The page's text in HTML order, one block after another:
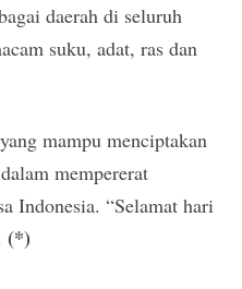
daerah di seluruh
suku, adat, ras dan
mampu menciptakan
mempererat
Indonesia. “Selamat hari
(*)